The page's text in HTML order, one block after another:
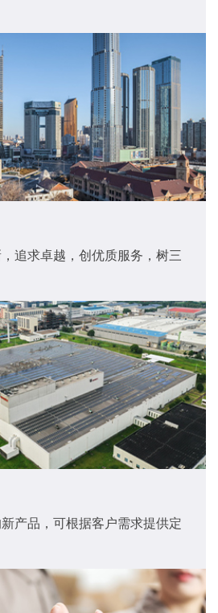
追求卓越，创优质服务，树三
产品，可根据客户需求提供定